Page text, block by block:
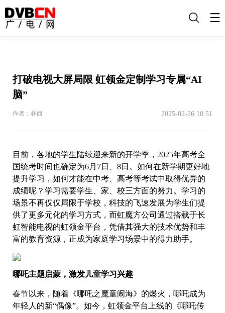
搜
打破电视大屏局限 虹领金定制学习专属“AI
脑”
作者：林西 2025-02-26 10:51
目前，各地的学生陆续迎来新的开学季，2025年高考全
国统考时间也确定为6月7日、8日。如何在新学期更好地
提升学习，如何才能在中考、高考等考试中取得优异的
成绩呢？学习需要学生、家、校三方面的努力。学习的
场景不再仅仅局限于学校，科技的飞速发展为学生们提
供了更多元化的学习方式，而虹魔方公司通过搭载于长
虹智能电视的虹领金平台，凭借其强大的技术优势和丰
富的教育资源，正成为家庭学习场景中的得力助手。
哪吒主题启蒙，激发儿童学习兴趣
春节以来，随着《哪吒之魔童闹海》的爆火，哪吒成为
年轻人的新“偶像”。如今，虹领金平台上线的《哪吒传